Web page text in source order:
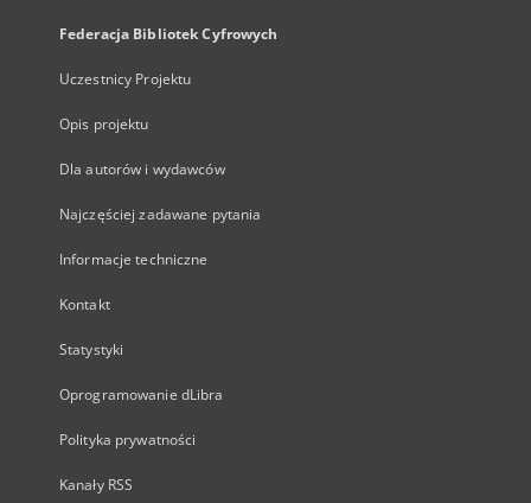
Federacja Bibliotek Cyfrowych
Uczestnicy Projektu
Opis projektu
Dla autorów i wydawców
Najczęściej zadawane pytania
Informacje techniczne
Kontakt
Statystyki
Oprogramowanie dLibra
Polityka prywatności
Kanały RSS